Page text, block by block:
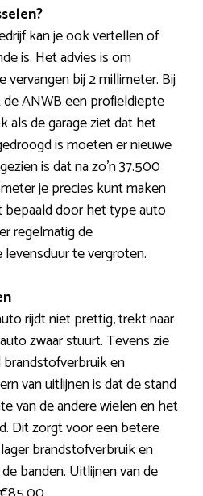
kan je ook vertellen of
is. Het advies is om
bij 2 millimeter. Bij
ANWB een profieldiepte
als de garage ziet dat het
is moeten er nieuwe
is dat na zo’n 37.500
je precies kunt maken
bepaald door het type auto
regelmatig de
te vergroten.
rijdt niet prettig, trekt naar
zwaar stuurt. Tevens zie
en
van uitlijnen is dat de stand
van de andere wielen en het
Dit zorgt voor een betere
brandstofverbruik en
banden. Uitlijnen van de